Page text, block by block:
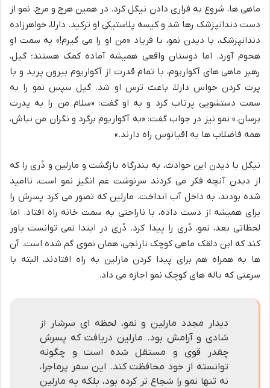
ماهی ها، شروع به فراری دادن نیگل کرد. در همین هرج و مرج، نمو از
دست دندانپزشک رها شد و کیسه پلاستیکی او ترکید. دارلا، خواهرزاده
دندانپزشک، با دیدن نمو، با فریاد «من او را می گیرم!» به سمت او
هجوم آورد. اما دوستان واقعی همیشه آماده کمک هستند؛ گیل،
رهبر ماهی های آکواریوم، با تمام قدرت از آکواریوم بیرون پرید و با
پرت کردن حواس دارلا، باعث ترس او شد. گیل سپس نمو را به
سمت دستشویی پرتاب کرد و به او گفت: «سلام من را به پدرت
برسان.» نمو نیز در جواب گفت: «به آکواریوم برگرد و نگران من نباش،
همه فاضلاب ها به اقیانوس راه دارند.»
نیگل با دیدن این حوادث، به بندرگاه بازگشت و مارلین و دُری را که
از دیدن آنچه فکر می کردند سرنوشت غم انگیز نمو است، ناامید
شده بودند، به داخل آب انداخت. مارلین که تصور می کرد پسرش را
برای همیشه از دست داده، با ناراحتی به سمت خانه راه افتاد. اما
لحظاتی بعد، نمو، دُری را پیدا کرد. دُری در ابتدا نمی توانست باور
کند که این دلقک ماهی کوچک نارنجی، همان نموی گم شده است. آن
ها به همراه هم برای پیدا کردن مارلین به راه افتادند، البته با
سرعتی که باله های کوچک نمو اجازه می داد.
دیدار مجدد مارلین و نمو، لحظه ای سرشار از
شادی و آرامش بود. مارلین دریافت که پسرش
چقدر قوی و مستقل شده است و چگونه
توانسته از خود محافظت کند. این سفر پرماجرا،
نه تنها نمو را شجاع تر کرده بود، بلکه به مارلین